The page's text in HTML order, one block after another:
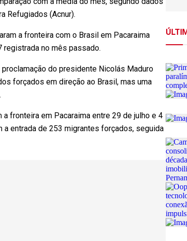
Refugiados (Acnur).
a fronteira com o Brasil em Pacaraima
registrada no mês passado.
do presidente Nicolás Maduro
forçados em direção ao Brasil, mas uma
fronteira em Pacaraima entre 29 de julho e 4
entrada de 253 migrantes forçados, seguida